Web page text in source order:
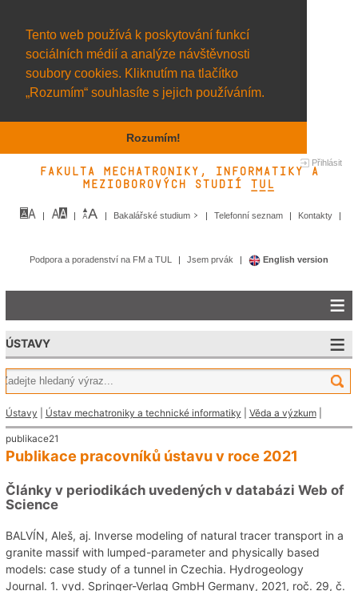
Tento web používá k poskytování funkcí
sociálních médií a analýze návštěvnosti
soubory cookies. Kliknutím na tlačítko
„Rozumím“ souhlasíte s jejich používáním.
Rozumím!
Přihlásit
Fakulta mechatroniky, informatiky a
mezioborových studií TUL&
Bakalářské studium Telefonní seznam Kontakty
Podpora a poradenství na FM a TUL Jsem prvák English version
ÚSTAVY
Ústavy Ústav mechatroniky a technické informatiky Věda a výzkum|
publikace21
Publikace pracovníků ústavu v roce 2021
Články v periodikách uvedených v databázi Web of
Science
BALVÍN, Aleš, aj. Inverse modeling of natural tracer transport in a
granite massif with lumped-parameter and physically based
models: case study of a tunnel in Czechia. Hydrogeology
Journal. 1. vyd. Springer-Verlag GmbH Germany, 2021, roč. 29, č.